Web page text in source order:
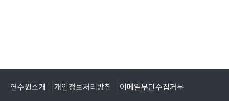
연수원소개 개인정보처리방침 이메일무단수집거부